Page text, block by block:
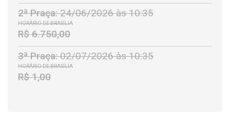
2ª Praça:24/06/2026 às 10:35
HORÁRIO DE BRASÍLIA
R$ 6.750,00
3ª Praça:02/07/2026 às 10:35
HORÁRIO DE BRASÍLIA
R$ 1,00